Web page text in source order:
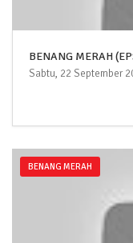
BENANG MERAH
Sabtu, 22 September
BENANG MERAH